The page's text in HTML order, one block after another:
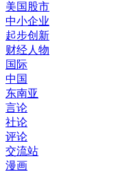
美国股市
中小企业
起步创新
财经人物
国际
中国
东南亚
言论
社论
评论
交流站
漫画